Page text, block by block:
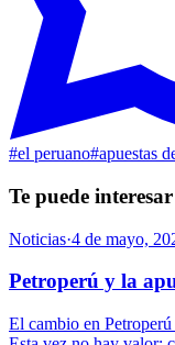
#el peruano#apuestas
Te puede interesar
Noticias·4 de mayo,
Petroperú y la
El cambio en Petroperú